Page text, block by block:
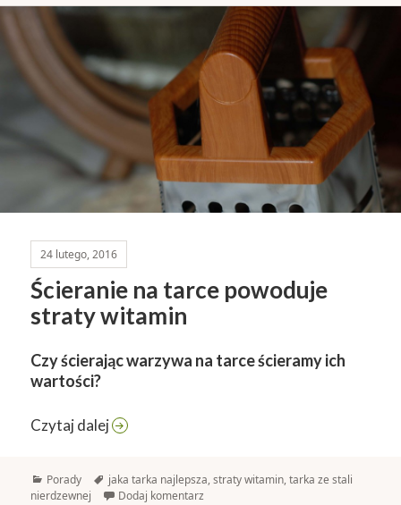
24 lutego, 2016
Ścieranie na tarce powoduje
straty witamin
Czy ścierając warzywa na tarce ścieramy ich
wartości?
Czytaj dalejŚcieranie na tarce powoduje straty witamin
Kategorie
Porady Tagi
jaka tarka najlepsza,straty witamin,tarka ze stali
nierdzewnej
Dodaj komentarz